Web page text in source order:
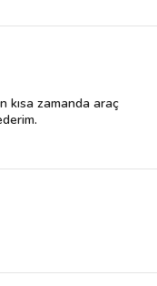
kısa zamanda araç